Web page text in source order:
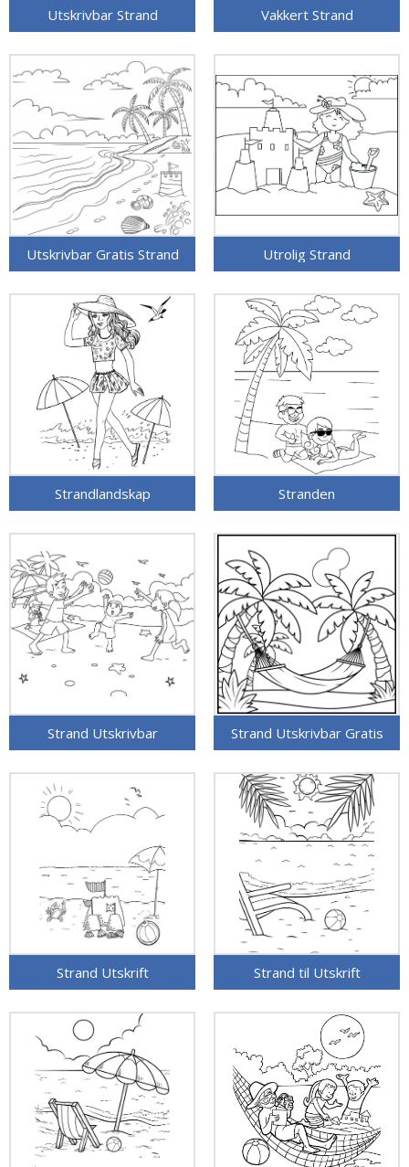
Utskrivbar Strand Vakkert Strand
Utskrivbar Gratis Strand Utrolig Strand
Strandlandskap Stranden
Strand Utskrivbar Strand Utskrivbar Gratis
Strand Utskrift Strand til Utskrift